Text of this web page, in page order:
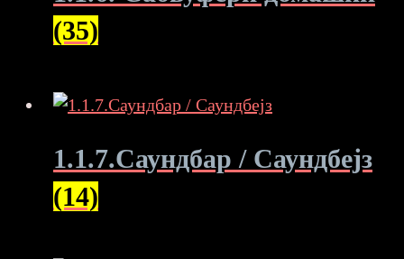
(35)
1.1.7.Саундбар / Саундбејз
(14)